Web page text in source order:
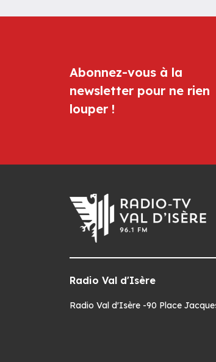
Abonnez-vous à la
newsletter pour ne rien
louper !
Radio Val d'Isère
Radio Val d'Isère -90 Place